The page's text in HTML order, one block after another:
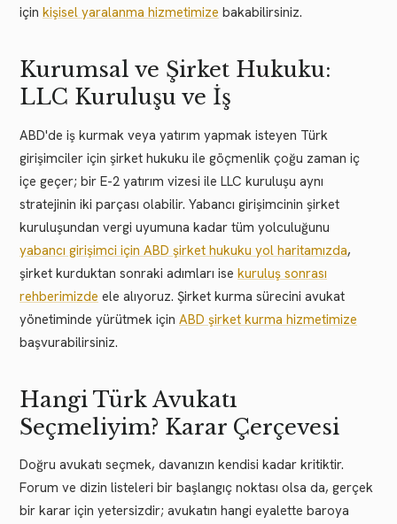
için kişisel yaralanma hizmetimize bakabilirsiniz.
Kurumsal ve Şirket Hukuku:
LLC Kuruluşu ve İş
ABD'de iş kurmak veya yatırım yapmak isteyen Türk
girişimciler için şirket hukuku ile göçmenlik çoğu zaman iç
içe geçer; bir E-2 yatırım vizesi ile LLC kuruluşu aynı
stratejinin iki parçası olabilir. Yabancı girişimcinin şirket
kuruluşundan vergi uyumuna kadar tüm yolculuğunu
yabancı girişimci için ABD şirket hukuku yol haritamızda,
şirket kurduktan sonraki adımları ise kuruluş sonrası
rehberimizde ele alıyoruz. Şirket kurma sürecini avukat
yönetiminde yürütmek için ABD şirket kurma hizmetimize
başvurabilirsiniz.
Hangi Türk Avukatı
Seçmeliyim? Karar Çerçevesi
Doğru avukatı seçmek, davanızın kendisi kadar kritiktir.
Forum ve dizin listeleri bir başlangıç noktası olsa da, gerçek
bir karar için yetersizdir; avukatın hangi eyalette baroya